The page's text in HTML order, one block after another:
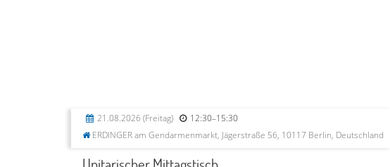
21.08.2026 (Freitag)
12:30–15:30
ERDINGER am Gendarmenmarkt, Jägerstraße 56, 10117 Berlin, Deutschland